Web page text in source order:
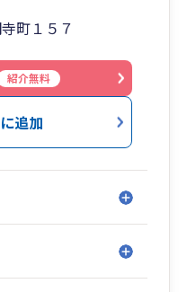
町１５７
紹介無料
追加